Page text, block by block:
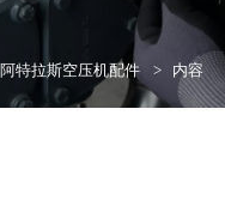
阿特拉斯空压机配件 内容